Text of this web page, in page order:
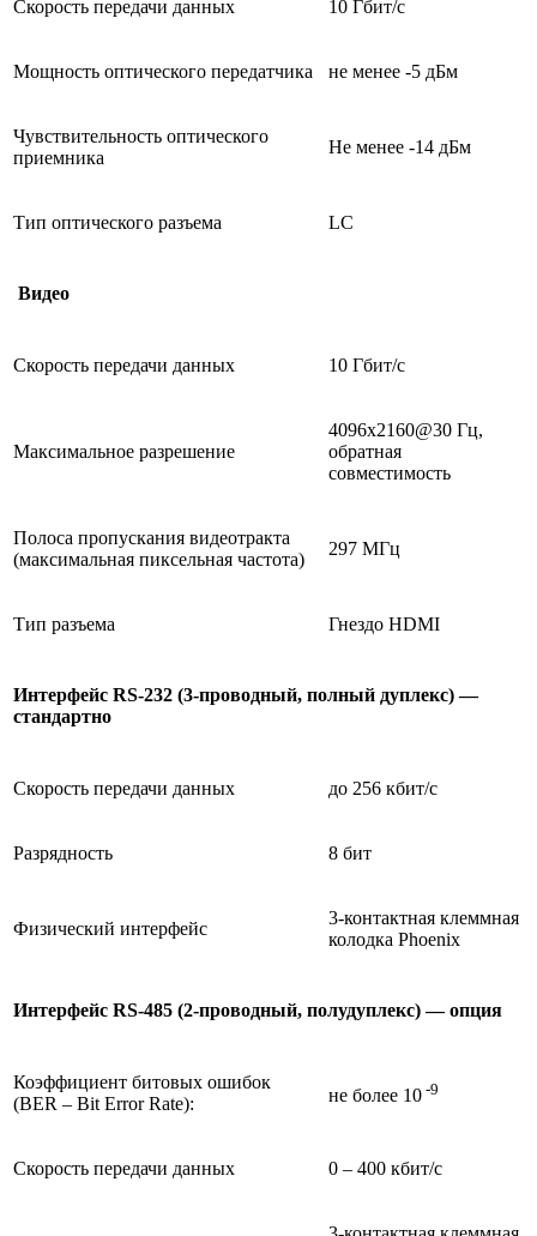
Скорость передачи данных 10 Гбит/с
Мощность оптического передатчика не менее -5 дБм
Чувствительность оптического
приемника
Не менее -14 дБм
Тип оптического разъема LC
Видео
Скорость передачи данных 10 Гбит/с
Максимальное разрешение
4096х2160@30 Гц,
обратная
совместимость
Полоса пропускания видеотракта
(максимальная пиксельная частота)
297 МГц
Тип разъема Гнездо HDMI
Интерфейс RS-232 (3-проводный, полный дуплекс) —
стандартно
Скорость передачи данных до 256 кбит/с
Разрядность 8 бит
Физический интерфейс
3-контактная клеммная
колодка Phoenix
Интерфейс RS-485 (2-проводный, полудуплекс) — опция
Коэффициент битовых ошибок
(BER – Bit Error Rate):
не более 10 -9
Скорость передачи данных 0 – 400 кбит/с